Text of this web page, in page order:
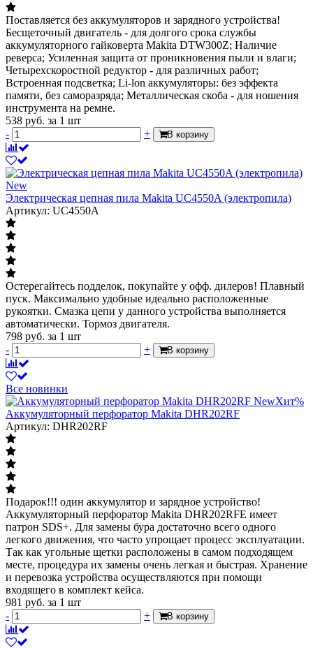
Поставляется без аккумуляторов и зарядного устройства!
Бесщеточный двигатель - для долгого срока службы
аккумуляторного гайковерта Makita DTW300Z; Наличие
реверса; Усиленная защита от проникновения пыли и влаги;
Четырехскоростной редуктор - для различных работ;
Встроенная подсветка; Li-lon аккумуляторы: без эффекта
памяти, без саморазряда; Металлическая скоба - для ношения
инструмента на ремне.
538 руб. за 1 шт
-
+ В корзину
New
Электрическая цепная пила Makita UC4550A (электропила)
Артикул: UC4550A
Остерегайтесь подделок, покупайте у офф. дилеров! Плавный
пуск. Максимально удобные идеально расположенные
рукоятки. Смазка цепи у данного устройства выполняется
автоматически. Тормоз двигателя.
798 руб. за 1 шт
-
+ В корзину
Все новинки
NewХит%
Аккумуляторный перфоратор Makita DHR202RF
Артикул: DHR202RF
Подарок!!! один аккумулятор и зарядное устройство!
Аккумуляторный перфоратор Makita DHR202RFE имеет
патрон SDS+. Для замены бура достаточно всего одного
легкого движения, что часто упрощает процесс эксплуатации.
Так как угольные щетки расположены в самом подходящем
месте, процедура их замены очень легкая и быстрая. Хранение
и перевозка устройства осуществляются при помощи
входящего в комплект кейса.
981 руб. за 1 шт
-
+ В корзину